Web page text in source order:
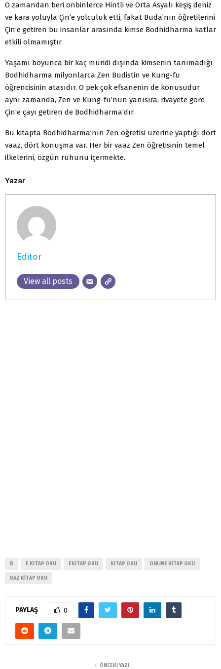
O zamandan beri onbinlerce Hintli ve Orta Asyalı keşiş deniz
ve kara yoluyla Çin’e yolculuk etti, fakat Buda’nın öğretilerini
Çin’e getiren bu insanlar arasında kimse Bodhidharma katlar
etkili olmamıştır.
Yaşamı boyunca bir kaç müridi dışında kimsenin tanımadığı
Bodhidharma milyonlarca Zen Budistin ve Kung-fu
öğrencisinin atasıdır. O pek çok efsanenin de konusudur
aynı zamanda, Zen ve Kung-fu’nun yanısıra, rivayete göre
Çin’e çayı getiren de Bodhidharma’dır.
Bu kitapta Bodhidharma’nın Zen öğretisi üzerine yaptığı dört
vaaz, dört konuşma var. Her bir vaaz Zen öğretisinin temel
ilkelerini, özgün ruhunu içermekte.
Yazar
Editor
View all posts
B E KITAP OKU EKITAP OKU KITAP OKU ONLINE KITAP OKU
RAZ KITAP OKU
PAYLAŞ 0
ÖNCEKI YAZI